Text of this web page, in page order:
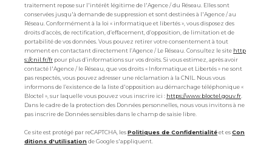
traitement repose sur l'intérêt légitime de l'Agence / du Réseau. Elles sont
conservées jusqu'à demande de suppression et sont destinées à l'Agence / au
Réseau. Conformément à la loi « informatique et libertés », vous disposez des
droits d’accès, de rectification, d’effacement, d’opposition, de limitation et de
portabilité de vos données. Vous pouvez retirer votre consentement à tout
moment en contactant directement l’Agence / Le Réseau. Consultez le site http
s://cnil.fr/fr pour plus d’informations sur vos droits. Si vous estimez, après avoir
contacté l'Agence / le Réseau, que vos droits « Informatique et Libertés » ne sont
pas respectés, vous pouvez adresser une réclamation à la CNIL. Nous vous
informons de l’existence de la liste d'opposition au démarchage téléphonique «
Bloctel », sur laquelle vous pouvez vous inscrire ici : https://www.bloctel.gouv.fr
Dans le cadre de la protection des Données personnelles, nous vous invitons à ne
pas inscrire de Données sensibles dans le champ de saisie libre.
Ce site est protégé par reCAPTCHA, lesPolitiques de Confidentialitéet esCon
ditions d'utilisationde Google s'appliquent.